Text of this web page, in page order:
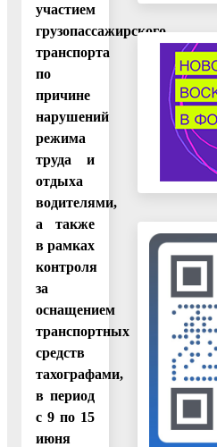
участием
грузопассажирского
транспорта
по
причине
нарушений
режима
труда и
отдыха
водителями,
а также
в рамках
контроля
за
оснащением
транспортных
средств
тахографами,
в период
с 9 по 15
июня